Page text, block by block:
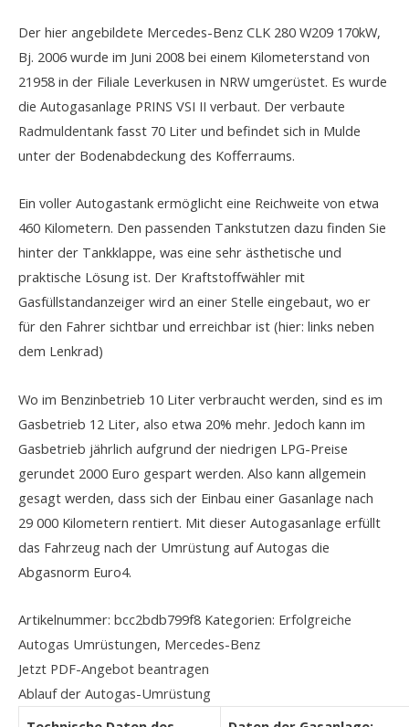
Der hier angebildete Mercedes-Benz CLK 280 W209 170kW,
Bj. 2006 wurde im Juni 2008 bei einem Kilometerstand von
21958 in der Filiale Leverkusen in NRW umgerüstet. Es wurde
die Autogasanlage PRINS VSI II verbaut. Der verbaute
Radmuldentank fasst 70 Liter und befindet sich in Mulde
unter der Bodenabdeckung des Kofferraums.
Ein voller Autogastank ermöglicht eine Reichweite von etwa
460 Kilometern. Den passenden Tankstutzen dazu finden Sie
hinter der Tankklappe, was eine sehr ästhetische und
praktische Lösung ist. Der Kraftstoffwähler mit
Gasfüllstandanzeiger wird an einer Stelle eingebaut, wo er
für den Fahrer sichtbar und erreichbar ist (hier: links neben
dem Lenkrad)
Wo im Benzinbetrieb 10 Liter verbraucht werden, sind es im
Gasbetrieb 12 Liter, also etwa 20% mehr. Jedoch kann im
Gasbetrieb jährlich aufgrund der niedrigen LPG-Preise
gerundet 2000 Euro gespart werden. Also kann allgemein
gesagt werden, dass sich der Einbau einer Gasanlage nach
29 000 Kilometern rentiert. Mit dieser Autogasanlage erfüllt
das Fahrzeug nach der Umrüstung auf Autogas die
Abgasnorm Euro4.
Artikelnummer: bcc2bdb799f8 Kategorien: Erfolgreiche
Autogas Umrüstungen, Mercedes-Benz
Jetzt PDF-Angebot beantragen
Ablauf der Autogas-Umrüstung